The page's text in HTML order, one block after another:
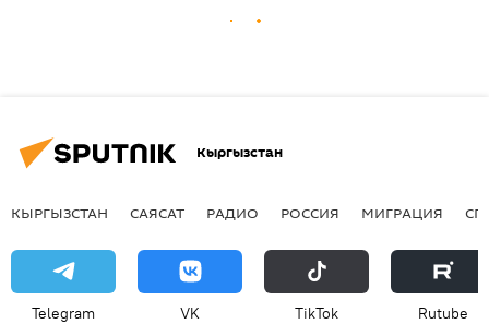
Кыргызстан
КЫРГЫЗСТАН САЯСАТ РАДИО РОССИЯ МИГРАЦИЯ
Telegram VK ТikТоk Rutube